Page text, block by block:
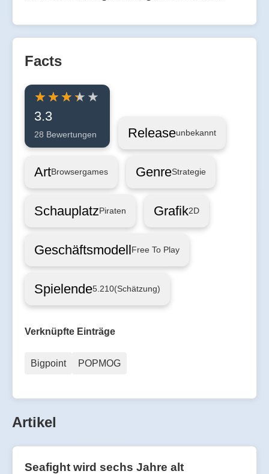
Facts
3.3
28 Bewertungen Releaseunbekannt
ArtBrowsergames GenreStrategie
SchauplatzPiraten Grafik2D
GeschäftsmodellFree To Play
Spielende5.210(Schätzung)
Verknüpfte Einträge
Bigpoint POPMOG
Artikel
Seafight wird sechs Jahre alt